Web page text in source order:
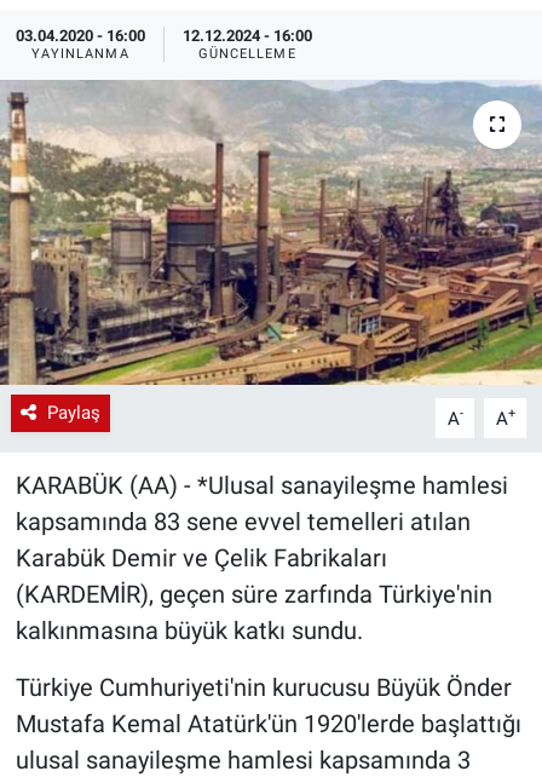
03.04.2020 - 16:00
YAYINLANMA
12.12.2024 - 16:00
GÜNCELLEME
Paylaş A- A+
KARABÜK (AA) - *Ulusal sanayileşme hamlesi
kapsamında 83 sene evvel temelleri atılan
Karabük Demir ve Çelik Fabrikaları
(KARDEMİR), geçen süre zarfında Türkiye'nin
kalkınmasına büyük katkı sundu.
Türkiye Cumhuriyeti'nin kurucusu Büyük Önder
Mustafa Kemal Atatürk'ün 1920'lerde başlattığı
ulusal sanayileşme hamlesi kapsamında 3
Ağır Sanayi Çözümleri